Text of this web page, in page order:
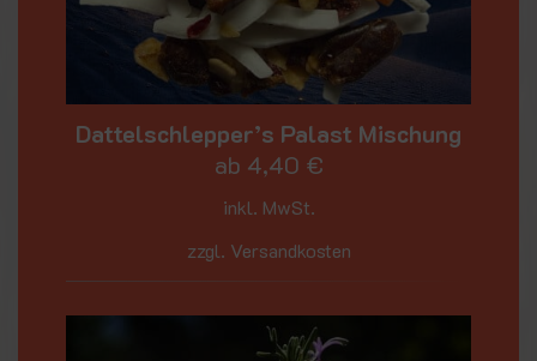
Dattelschlepper’s Palast Mischung
ab 4,40 €
inkl. MwSt.
zzgl. Versandkosten